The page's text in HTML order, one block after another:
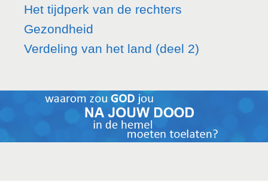
Het tijdperk van de rechters
Gezondheid
Verdeling van het land (deel 2)